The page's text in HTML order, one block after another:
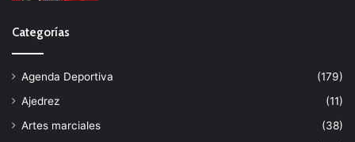
Categorías
Agenda Deportiva
(179)
Ajedrez
(11)
Artes marciales
(38)